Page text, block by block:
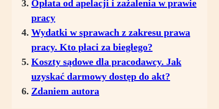
Opłata od apelacji i zażalenia w prawie
pracy
Wydatki w sprawach z zakresu prawa
pracy. Kto płaci za biegłego?
Koszty sądowe dla pracodawcy. Jak
uzyskać darmowy dostęp do akt?
Zdaniem autora